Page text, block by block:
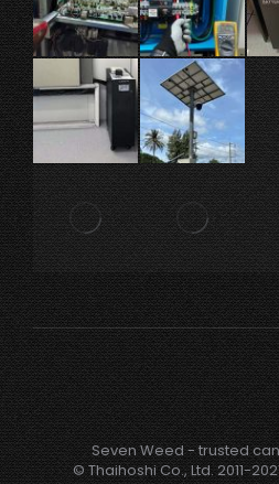
Seven Weed - trusted
© Thaihoshi Co., Ltd. 2011-